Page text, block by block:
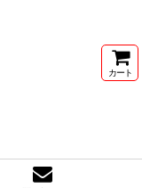
カート